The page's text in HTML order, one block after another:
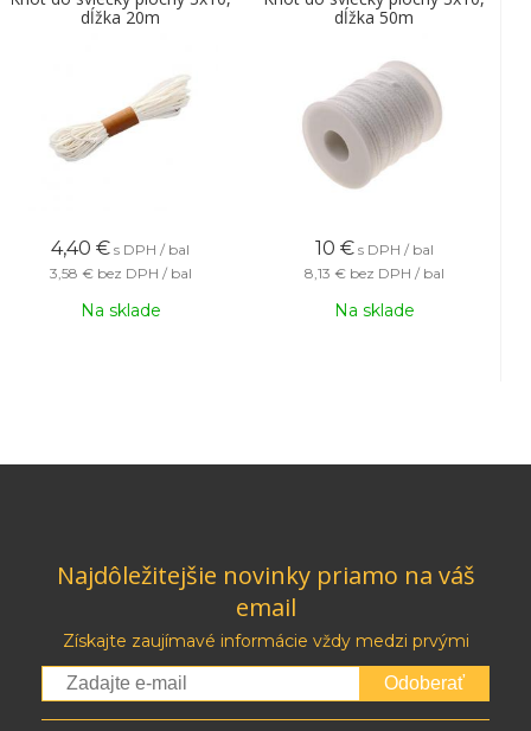
dĺžka 20m
4,40 € s DPH / bal
3,58 € bez DPH / bal
Na sklade
dĺžka 50m
10 € s DPH / bal
8,13 € bez DPH / bal
Na sklade
Najdôležitejšie novinky priamo na váš
email
Získajte zaujímavé informácie vždy medzi prvými
Odoberať